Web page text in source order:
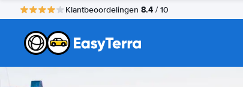
Klantbeoordelingen 8.4 / 10